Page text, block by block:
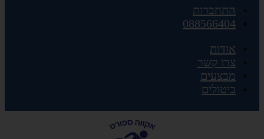
התחברות
088566404
אודות
צרו קשר
מבצעים
ביטולים